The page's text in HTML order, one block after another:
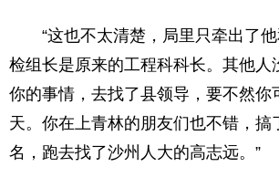
“这也不太清楚，局里只牵出了他
检组长是原来的工程科科长。其他人
你的事情，去找了县领导，要不然你
天。你在上青林的朋友们也不错，搞
名，跑去找了沙州人大的高志远。”